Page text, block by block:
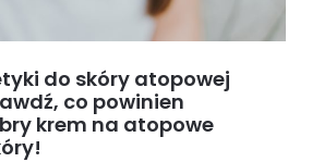
do skóry atopowej
co powinien
krem na atopowe